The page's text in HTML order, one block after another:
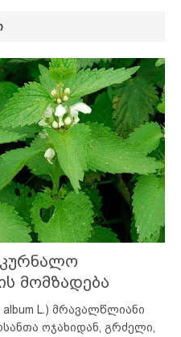
მომზადება
L.) მრავალწლიანი
ოჯახიდან, გრძელი,